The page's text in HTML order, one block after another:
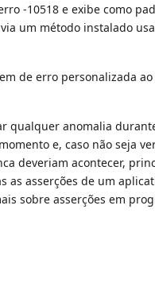
-10518 e exibe como
um método instalado
de erro personalizada
qualquer anomalia
e, caso não seja
deveriam acontecer,
asserções de um
sobre asserções em